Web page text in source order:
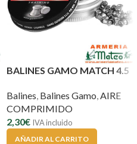
BALINES GAMO MATCH 4.5
Balines Balines Gamo AIRE
COMPRIMIDO
2,30€ IVA incluido
AÑADIR AL CARRITO